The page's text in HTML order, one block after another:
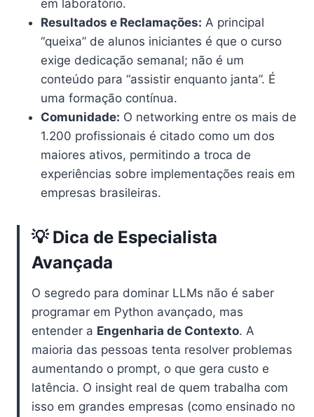
em laboratório.
Resultados e Reclamações: A principal
“queixa” de alunos iniciantes é que o curso
exige dedicação semanal; não é um
conteúdo para “assistir enquanto janta”. É
uma formação contínua.
Comunidade: O networking entre os mais de
1.200 profissionais é citado como um dos
maiores ativos, permitindo a troca de
experiências sobre implementações reais em
empresas brasileiras.
💡 Dica de Especialista
Avançada
O segredo para dominar LLMs não é saber
programar em Python avançado, mas
entender a Engenharia de Contexto. A
maioria das pessoas tenta resolver problemas
aumentando o prompt, o que gera custo e
latência. O insight real de quem trabalha com
isso em grandes empresas (como ensinado no